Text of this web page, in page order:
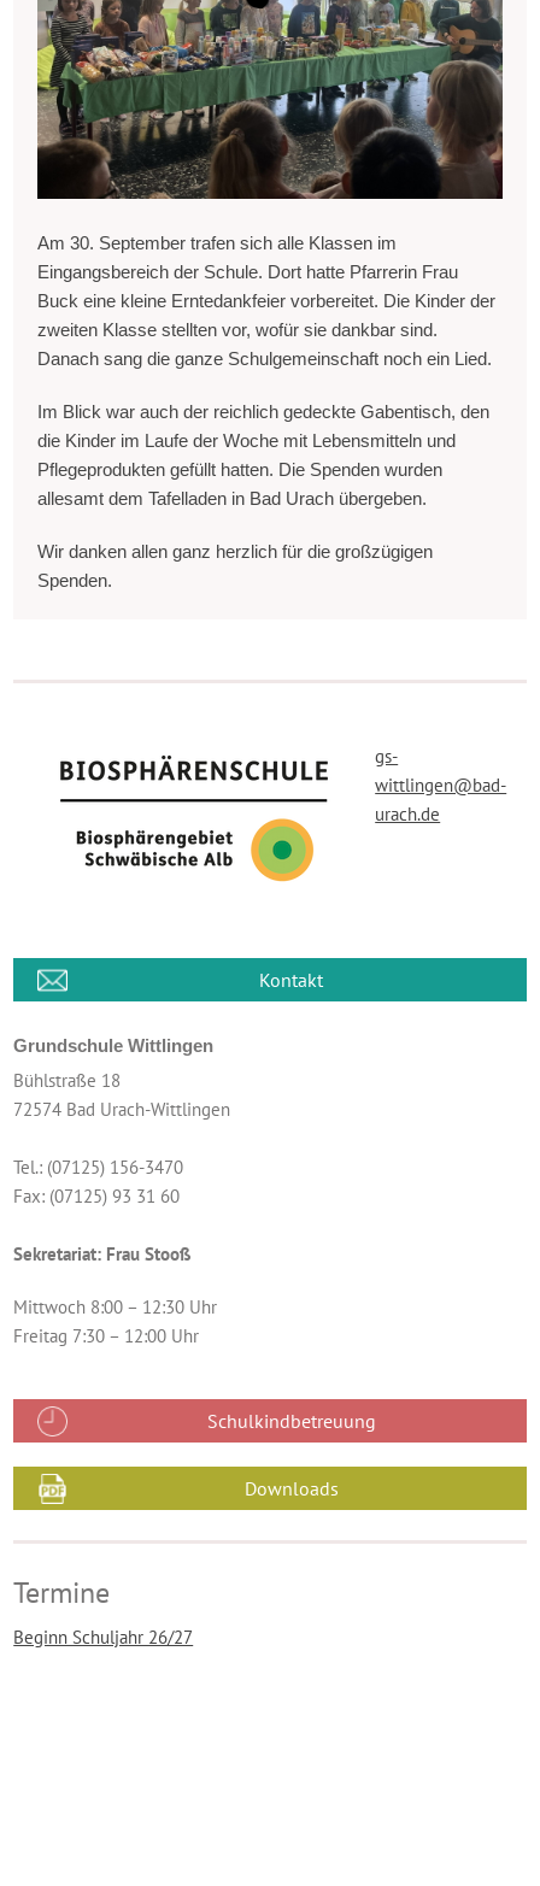
Am 30. September trafen sich alle Klassen im
Eingangsbereich der Schule. Dort hatte Pfarrerin Frau
Buck eine kleine Erntedankfeier vorbereitet. Die Kinder der
zweiten Klasse stellten vor, wofür sie dankbar sind.
Danach sang die ganze Schulgemeinschaft noch ein Lied.
Im Blick war auch der reichlich gedeckte Gabentisch, den
die Kinder im Laufe der Woche mit Lebensmitteln und
Pflegeprodukten gefüllt hatten. Die Spenden wurden
allesamt dem Tafelladen in Bad Urach übergeben.
Wir danken allen ganz herzlich für die großzügigen
Spenden.
Kontakt
Grundschule Wittlingen
Bühlstraße 18
72574 Bad Urach-Wittlingen
Tel.: (07125) 156-3470
Fax: (07125) 93 31 60
Sekretariat: Frau Stooß
Mittwoch 8:00 – 12:30 Uhr
Freitag 7:30 – 12:00 Uhr
gs-
wittlingen@bad-
urach.de
Schulkindbetreuung
Downloads
Termine
Beginn Schuljahr 26/27